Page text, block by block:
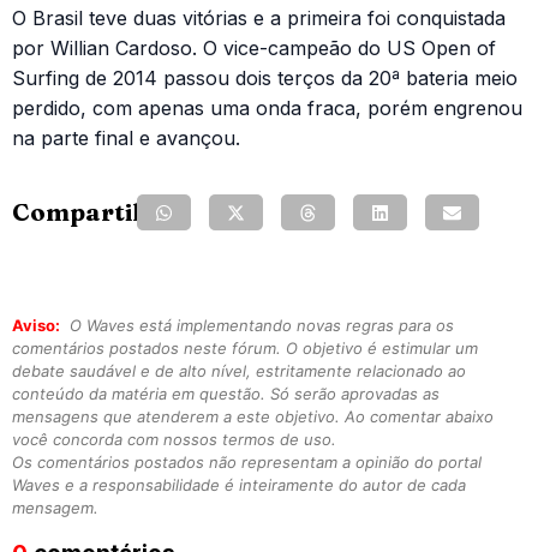
O Brasil teve duas vitórias e a primeira foi conquistada
por Willian Cardoso. O vice-campeão do US Open of
Surfing de 2014 passou dois terços da 20ª bateria meio
perdido, com apenas uma onda fraca, porém engrenou
na parte final e avançou.
Compartilhe:
Aviso:
O Waves está implementando novas regras para os
comentários postados neste fórum. O objetivo é estimular um
debate saudável e de alto nível, estritamente relacionado ao
conteúdo da matéria em questão. Só serão aprovadas as
mensagens que atenderem a este objetivo. Ao comentar abaixo
você concorda com nossos termos de uso.
Os comentários postados não representam a opinião do portal
Waves e a responsabilidade é inteiramente do autor de cada
mensagem.